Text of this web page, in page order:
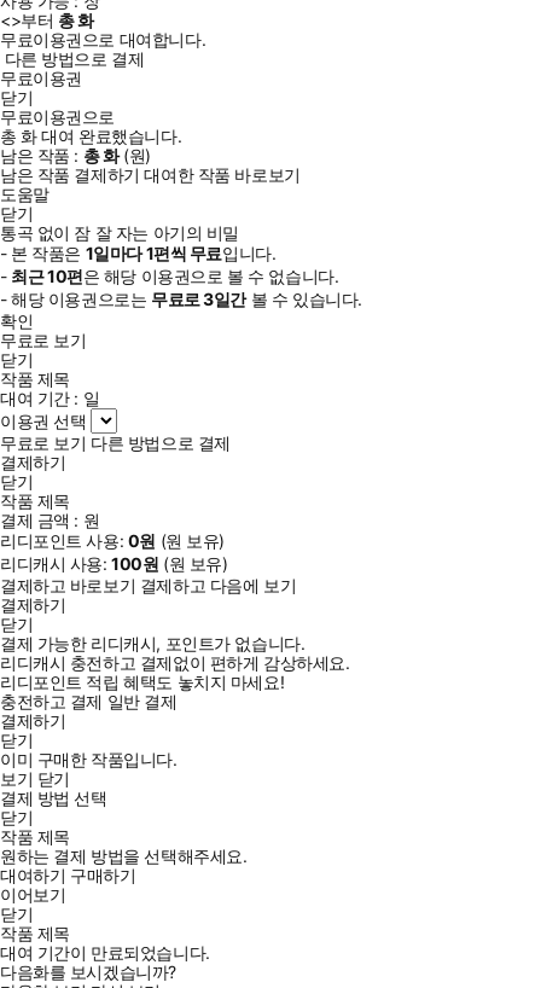
<>부터 총화
무료이용권으로 대여합니다.
다른 방법으로 결제
무료이용권
닫기
무료이용권으로
총 화대여 완료했습니다.
남은 작품 : 총화(원)
남은 작품 결제하기 대여한 작품 바로보기
도움말
닫기
통곡 없이 잠 잘 자는 아기의 비밀
- 본 작품은 1일마다1편씩 무료입니다.
- 최근10편은 해당 이용권으로 볼 수 없습니다.
- 해당 이용권으로는 무료로3일간볼 수 있습니다.
확인
무료로 보기
닫기
작품 제목
대여 기간 : 일
이용권 선택
무료로 보기 다른 방법으로 결제
결제하기
닫기
작품 제목
결제 금액 : 원
리디포인트 사용: 0원 (원 보유)
리디캐시 사용:100원 (원 보유)
결제하고 바로보기 결제하고 다음에 보기
결제하기
닫기
결제 가능한 리디캐시, 포인트가 없습니다.
리디캐시 충전하고 결제없이 편하게 감상하세요.
리디포인트 적립 혜택도 놓치지 마세요!
충전하고 결제 일반 결제
결제하기
닫기
이미 구매한 작품입니다.
보기 닫기
결제 방법 선택
닫기
작품 제목
원하는 결제 방법을 선택해주세요.
대여하기 구매하기
이어보기
닫기
작품 제목
대여 기간이 만료되었습니다.
다음화를 보시겠습니까?